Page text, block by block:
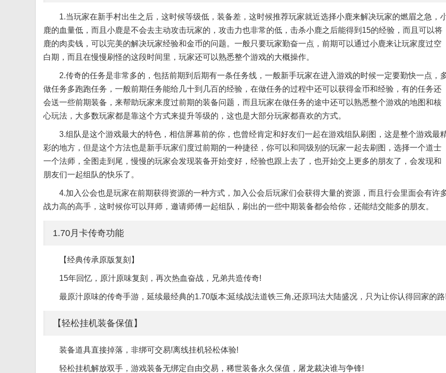
1.当玩家在新手村出生之后，这时候等级低，装备差，这时候推荐玩家就近选择小鹿来解决玩家的燃眉之急，
鹿的血量低，而且小鹿是不会去主动攻击玩家的，攻击力也非常的低，击杀小鹿之后能得到15的经验，而且可以将
鹿的肉卖钱，可以完美的解决玩家经验和金币的问题。一般只要玩家勤奋一点，前期可以通过小鹿来让玩家度过空
白期，而且在慢慢刷怪的这段时间里，玩家还可以熟悉整个游戏的大概操作。
2.传奇的任务是非常多的，包括前期到后期有一条任务线，一般新手玩家在进入游戏的时候一定要勤快一点，
做任务多跑跑任务，一般前期任务能给几十到几百的经验，在做任务的过程中还可以获得金币和经验，有的任务还
会送一些前期装备，来帮助玩家来度过前期的装备问题，而且玩家在做任务的途中还可以熟悉整个游戏的地图和核
心玩法，大多数玩家都是靠这个方式来提升等级的，这也是大部分玩家都喜欢的方式。
3.组队是这个游戏最大的特色，相信屏幕前的你，也曾经肯定和好友们一起在游戏组队刷图，这是整个游戏最
彩的地方，但是这个方法也是新手玩家们度过前期的一种捷径，你可以和同级别的玩家一起去刷图，选择一个道士
一个法师，全图走到尾，慢慢的玩家会发现装备开始变好，经验也跟上去了，也开始交上更多的朋友了，会发现和
朋友们一起组队的快乐了。
4.加入公会也是玩家在前期获得资源的一种方式，加入公会后玩家们会获得大量的资源，而且行会里面会有许
战力高的高手，这时候你可以拜师，邀请师傅一起组队，刷出的一些中期装备都会给你，还能结交能多的朋友。
1.70月卡传奇功能
【经典传承原版复刻】
15年回忆，原汁原味复刻，再次热血奋战，兄弟共造传奇!
最原汁原味的传奇手游，延续最经典的1.70版本;延续战法道铁三角,还原玛法大陆盛况，只为让你认得回家的
【轻松挂机装备保值】
装备道具直接掉落，非绑可交易!离线挂机轻松体验!
轻松挂机解放双手，游戏装备无绑定自由交易，稀世装备永久保值，屠龙裁决谁与争锋!